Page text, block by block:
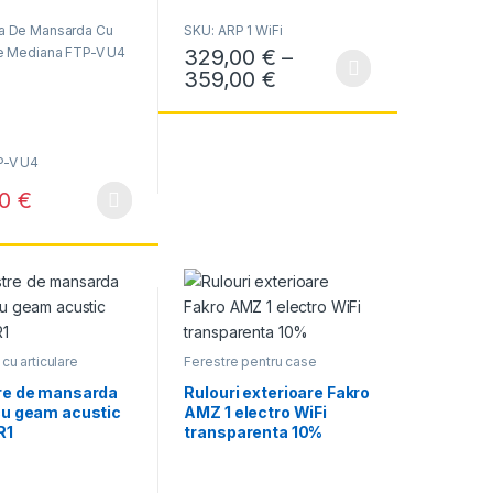
€ până la 342,00 €
pot fi alese în pagina produsului.
De Mansarda Cu
Mediana FTP-V U4
V U4
€ are mai multe variații. Opțiunile pot fi alese în pagina produsului.
u
o
f
5
SKU: ARP 1 WiFi
329,00 € –
359,00 €Interval de prețuri:
Acest produs are mai multe variații.
articulare
de mansarda
geam acustic
Ferestre pentru case
inteligente WIfI
Rulouri exterioare Fakro
AMZ 1 electro WiFi
transparenta 10%